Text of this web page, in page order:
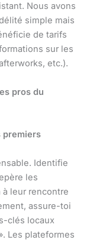
Nous avons
simple mais
de tarifs
sur les
etc.).
pros du
premiers
Identifie
les
leur rencontre
assure-toi
clés locaux
Les plateformes